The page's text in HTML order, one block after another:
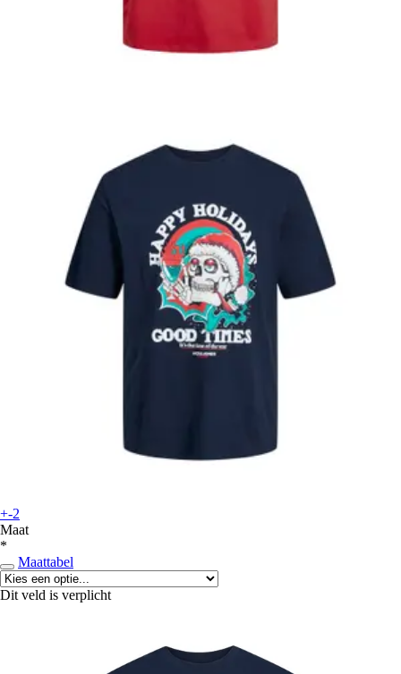
+-2
Maat
*
Maattabel
Dit veld is verplicht